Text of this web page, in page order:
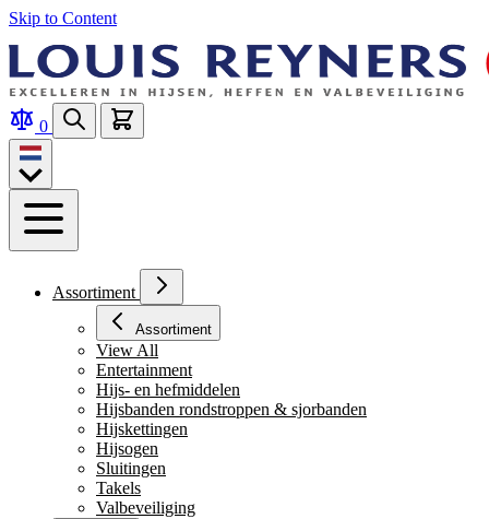
Skip to Content
0
Assortiment
Assortiment
View All
Entertainment
Hijs- en hefmiddelen
Hijsbanden rondstroppen & sjorbanden
Hijskettingen
Hijsogen
Sluitingen
Takels
Valbeveiliging